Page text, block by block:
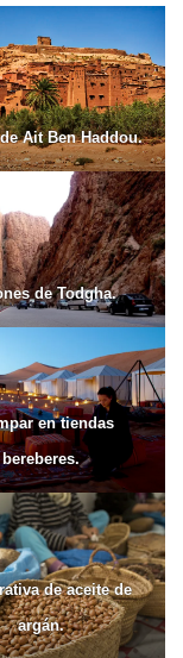
Ait Ben Haddou.
de Todgha.
en tiendas
bereberes.
de aceite de
argán.